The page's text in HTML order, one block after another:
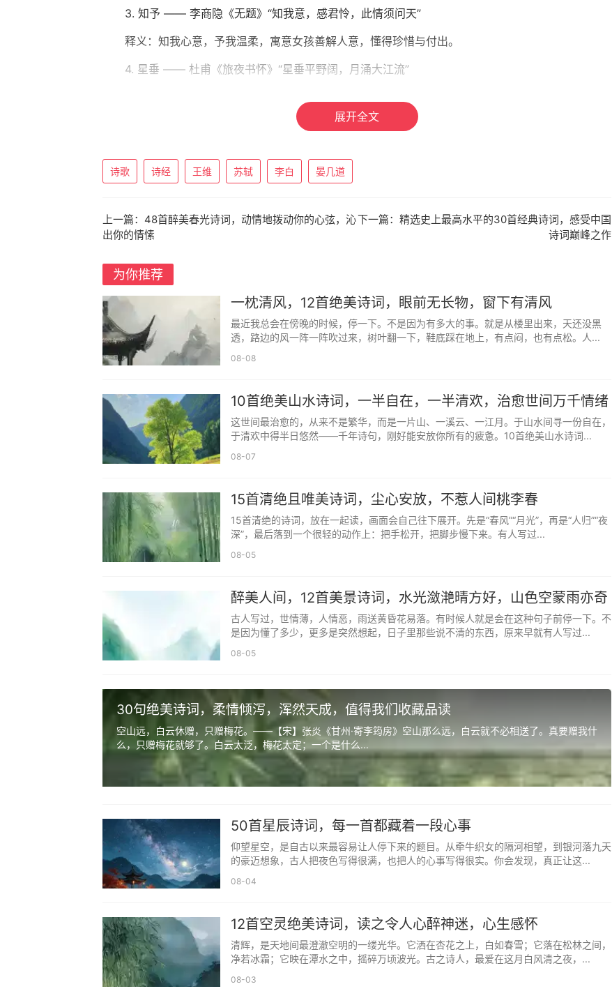
3. 知予 —— 李商隐《无题》“知我意，感君怜，此情须问天”
释义：知我心意，予我温柔，寓意女孩善解人意，懂得珍惜与付出。
4. 星垂 —— 杜甫《旅夜书怀》“星垂平野阔，月涌大江流”
5. 云舒 —— 宠辱不惊《幽窗小记》“宠辱不惊，闲看庭前花开花落；去留无意，漫随天外云卷云舒”
6. 清禾 —— 李绅《悯农·其二》“春种一粒粟，秋收万颗子”（化用）
7. 书昀 —— 苏轼《赠刘景文》“一年好景君须记，最是橙黄橘绿时”（昀，日光，呼应诗中清光）
释义：书香伴日光，寓意女孩知书达理，自带温润光芒，气质温婉。
8. 婉清 —— 诗经《郑风·野有蔓草》“有美一人，清扬婉兮”
释义：温婉清雅，灵动柔美，寓意女孩性情温婉，容貌清丽，气质出众。
9. 汀兰 —— 范仲淹《岳阳楼记》“岸芷汀兰，郁郁青青”
10. 若雪 —— 李白《望庐山瀑布》“飞流直下三千尺，疑是银河落九天”（化用，如雪般纯净）
释义：宛若白雪，纯净无瑕，寓意女孩心性纯粹，容貌清丽，不染尘埃。
11. 语溪 —— 王维《山居秋暝》“明月松间照，清泉石上流”（溪声如语，灵动婉转）
12. 安夏 —— 孟浩然《夏日南亭怀辛大》“荷风送香气，竹露滴清响”（化用，安度盛夏，自在安
然）
释义：安然度夏，自在从容，寓意女孩一生平安喜乐，性格温婉，向阳而生。
13. 念慈 —— 《诗经·小雅·蓼莪》“哀哀父母，生我劬劳”（念亲恩，存慈心）
释义：心怀慈爱，感念恩情，寓意女孩善良温柔，懂得感恩，品性纯良。
14. 清欢 —— 苏轼《浣溪沙·细雨斜风作晓寒》“人间有味是清欢”
15. 芷兮 —— 屈原《离骚》“沅有芷兮澧有兰，思公子兮未敢言”
释义：芷草芬芳，灵动雅致，寓意女孩如芷草般高洁，气质温婉，自带芬芳。
16. 星眠 —— 张九龄《望月怀远》“海上生明月，天涯共此时”（化用，星伴入眠，静谧美好）
释义：星光伴眠，静谧温柔，寓意女孩睡眠安稳，一生安然，心性平和。
17. 书瑶 —— 刘禹锡《陋室铭》“可以调素琴，阅金经”（书韵伴瑶玉，温润雅致）
释义：书香满溢，瑶玉无瑕，寓意女孩知书达理，品性纯良，如美玉般珍贵。
18. 灵汐 —— 王维《山居秋暝》“清泉石上流”（汐，晚潮，灵动如泉）
19. 婉宁 —— 诗经《郑风·大叔于田》“洵美且仁”（婉，温婉；宁，安宁）
释义：温婉安宁，从容自在，寓意女孩性情温婉，一生平安顺遂，心境安宁。
20. 秋禾 —— 杜牧《山行》“停车坐爱枫林晚，霜叶红于二月花”（秋意盎然，禾苗饱满）
展开全文
诗歌 诗经 王维 苏轼 李白 晏几道
上一篇： 48首醉美春光诗词，动情地拨动你的心弦，沁
出你的情愫
下一篇： 精选史上最高水平的30首经典诗词，感受中国
诗词巅峰之作
为你推荐
一枕清风，12首绝美诗词，眼前无长物，窗下有清风
最近我总会在傍晚的时候，停一下。不是因为有多大的事。就是从楼里出来，天还没黑
透，路边的风一阵一阵吹过来，树叶翻一下，鞋底踩在地上，有点闷，也有点松。人...
08-08
10首绝美山水诗词，一半自在，一半清欢，治愈世间万千情绪
这世间最治愈的，从来不是繁华，而是一片山、一溪云、一江月。于山水间寻一份自在，
于清欢中得半日悠然——千年诗句，刚好能安放你所有的疲惫。10首绝美山水诗词...
08-07
15首清绝且唯美诗词，尘心安放，不惹人间桃李春
15首清绝的诗词，放在一起读，画面会自己往下展开。先是“春风”“月光”，再是“人归”“夜
深”，最后落到一个很轻的动作上：把手松开，把脚步慢下来。有人写过...
08-05
醉美人间，12首美景诗词，水光潋滟晴方好，山色空蒙雨亦奇
古人写过，世情薄，人情恶，雨送黄昏花易落。有时候人就是会在这种句子前停一下。不
是因为懂了多少，更多是突然想起，日子里那些说不清的东西，原来早就有人写过...
08-05
30句绝美诗词，柔情倾泻，浑然天成，值得我们收藏品读
空山远，白云休赠，只赠梅花。——【宋】张炎《甘州·寄李筠房》空山那么远，白云就不必相送了。真要赠我什
么，只赠梅花就够了。白云太泛，梅花太定；一个是什么...
50首星辰诗词，每一首都藏着一段心事
仰望星空，是自古以来最容易让人停下来的题目。从牵牛织女的隔河相望，到银河落九天
的豪迈想象，古人把夜色写得很满，也把人的心事写得很实。你会发现，真正让这...
08-04
12首空灵绝美诗词，读之令人心醉神迷，心生感怀
清辉，是天地间最澄澈空明的一缕光华。它洒在杏花之上，白如春雪；它落在松林之间，
净若冰霜；它映在潭水之中，摇碎万顷波光。古之诗人，最爱在这月白风清之夜，...
08-03